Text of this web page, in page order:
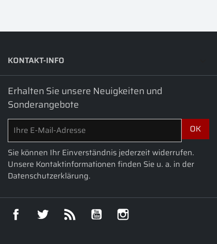
KONTAKT-INFO
Erhalten Sie unsere Neuigkeiten und
Sonderangebote
Sie können Ihr Einverständnis jederzeit widerrufen.
Unsere Kontaktinformationen finden Sie u. a. in der
Datenschutzerklärung.
Facebook Twitter RSS YouTube